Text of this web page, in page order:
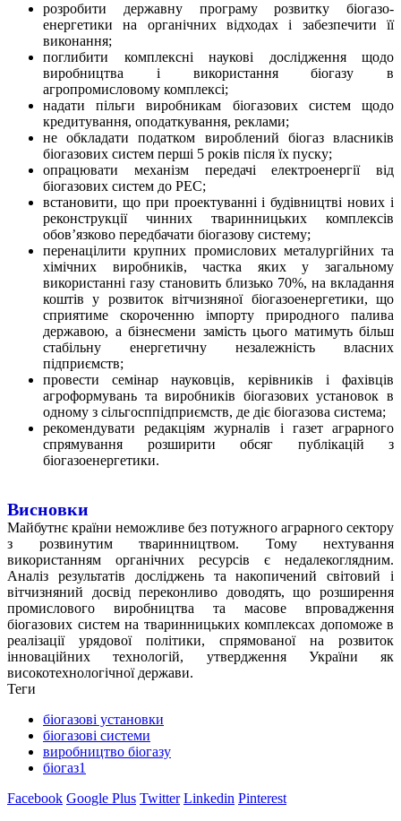
розробити державну програму розвитку біогазо­
енергетики на органічних відходах і забезпечити її
виконання;
поглибити комплексні наукові дослідження щодо
виробництва і використання біогазу в
агропромисловому комплексі;
надати пільги виробникам біо­газових систем щодо
кредитування, оподаткування, реклами;
не обкладати податком вироблений біогаз власників
біогазових систем перші 5 років після їх пуску;
опрацювати механізм передачі електроенергії від
біогазових систем до РЕС;
встановити, що при проектуванні і будівництві нових і
реконструкції чинних тваринницьких комплексів
обов’язково передбачати біо­газову систему;
перенацілити крупних промислових металургійних та
хімічних виробників, частка яких у загальному
використанні газу становить близько 70%, на вкладання
коштів у розвиток вітчизняної біогазоенергетики, що
сприятиме скороченню імпорту природного палива
державою, а бізнесмени замість цього матимуть більш
стабільну енергетичну незалежність власних
підприємств;
провести семінар науковців, керівників і фахівців
агроформувань та виробників біо­газових установок в
одному з сільгосппідприємств, де діє біогазова система;
рекомендувати редакціям журналів і газет аграрного
спрямування розширити обсяг публікацій з
біогазоенергетики.
Висновки
Майбутнє країни неможливе без потужного аграрного сектору
з розвинутим тваринництвом. Тому нехтування
використанням органічних ресурсів є недалекоглядним.
Аналіз результатів досліджень та накопичений світовий і
вітчизняний досвід переконливо доводять, що розширення
промислового виробництва та масове впровадження
біогазових систем на тваринницьких комплексах допоможе в
реалізації урядової політики, спрямованої на розвиток
інноваційних технологій, утвердження України як
високотехнологічної держави.
Теги
біогазові установки
біогазові системи
виробництво біогазу
біогаз1
Facebook Google Plus Twitter Linkedin Pinterest